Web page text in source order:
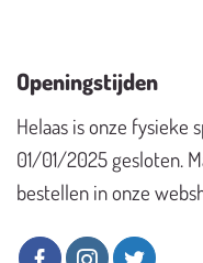
Openingstijden
Helaas is onze fysieke
01/01/2025 gesloten.
bestellen in onze